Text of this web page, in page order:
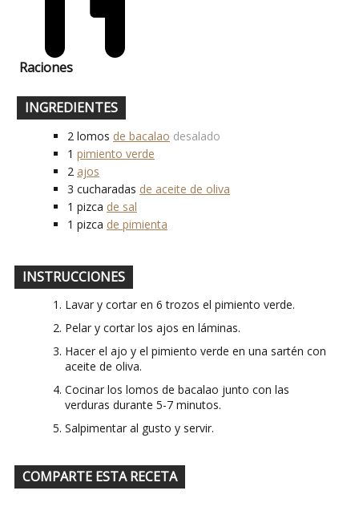
Raciones
INGREDIENTES
2 lomos de bacalao desalado
1 pimiento verde
2 ajos
3 cucharadas de aceite de oliva
1 pizca de sal
1 pizca de pimienta
INSTRUCCIONES
Lavar y cortar en 6 trozos el pimiento verde.
Pelar y cortar los ajos en láminas.
Hacer el ajo y el pimiento verde en una sartén con
aceite de oliva.
Cocinar los lomos de bacalao junto con las
verduras durante 5-7 minutos.
Salpimentar al gusto y servir.
COMPARTE ESTA RECETA